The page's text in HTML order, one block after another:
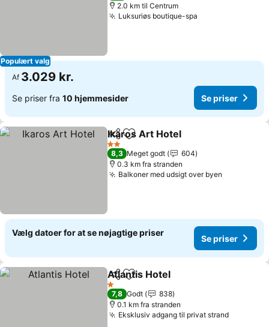
Populært valg
2.0 km til Centrum
Luksuriøs boutique-spa
Af 3.029 kr.
Se priser fra 10 hjemmesider Se priser
Del Føj til favoritter
Ikaros Art Hotel
2 Stjerner
8,3 Meget godt
604
0.3 km fra stranden
Balkoner med udsigt over byen
Vælg datoer for at se nøjagtige priser
Se priser
Del Føj til favoritter
Atlantis Hotel
1 Stjerner
7,8 Godt
838
0.1 km fra stranden
Eksklusiv adgang til privat strand